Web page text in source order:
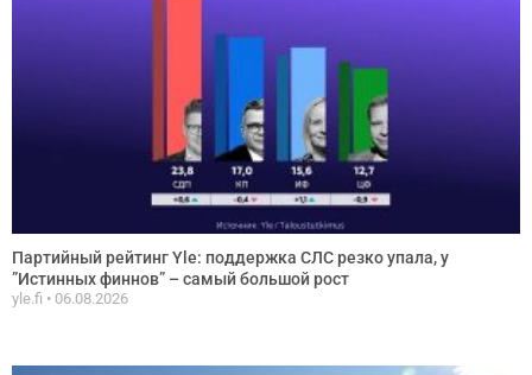
Партийный рейтинг Yle: поддержка СЛС резко упала, у
”Истинных финнов” – самый большой рост
yle.fi 06.08.2026